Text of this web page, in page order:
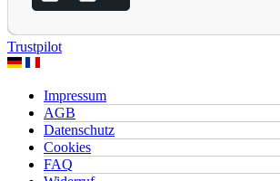
Trustpilot
Impressum
AGB
Datenschutz
Cookies
FAQ